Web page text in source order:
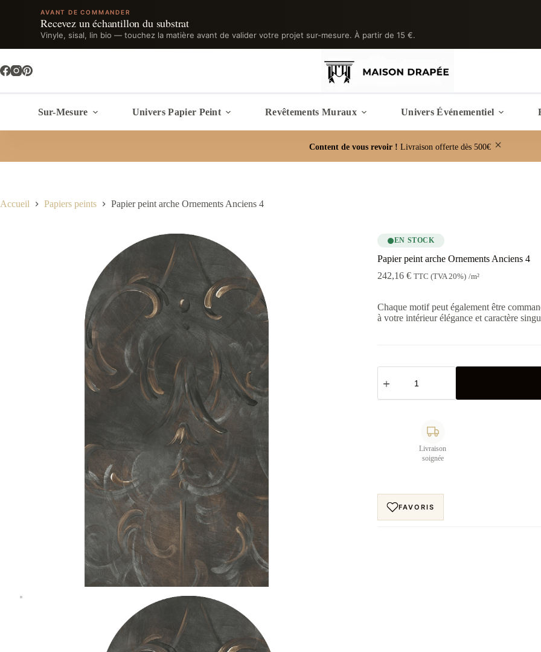
AVANT DE COMMANDER
Recevez un échantillon du substrat
Vinyle, sisal, lin bio — touchez la matière avant de valider votre projet sur-mesure. À partir de 15 €.
au
contenu
Sur-Mesure Univers Papier Peint Revêtements Muraux Univers Événementiel
Content de vous revoir ! Livraison offerte dès 500€
Accueil Papiers peints Papier peint arche Ornements Anciens 4
EN STOCK
Papier peint arche Ornements Anciens 4
242,16 € TTC (TVA 20%) /m²
Chaque motif peut également être
à votre intérieur élégance et caractère
quantité
Papier
peint
Livraison
soignée
FAVORIS